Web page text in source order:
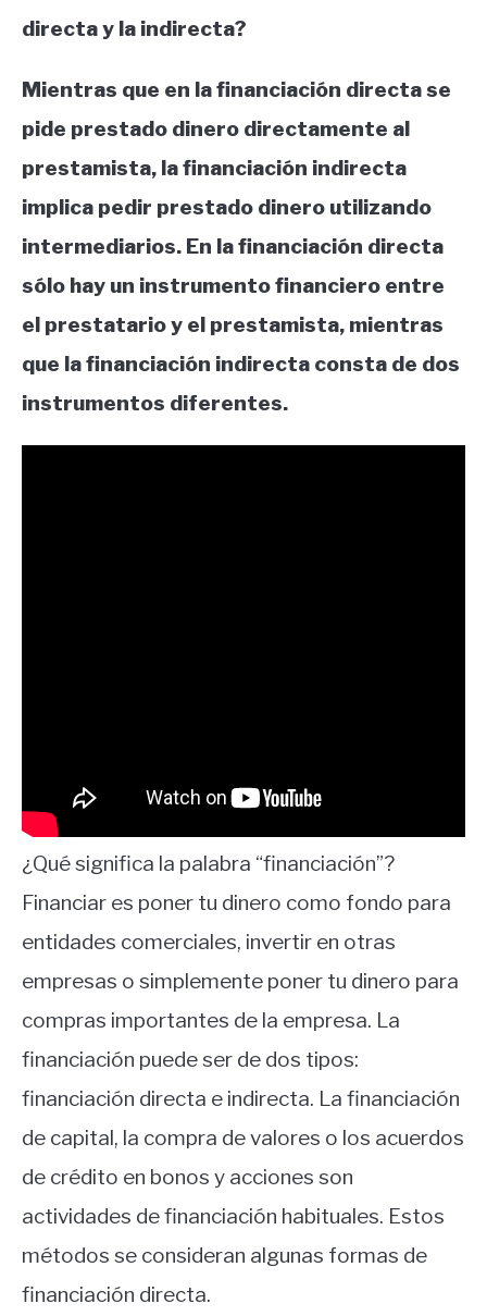
directa y la indirecta?
Mientras que en la financiación directa se
pide prestado dinero directamente al
prestamista, la financiación indirecta
implica pedir prestado dinero utilizando
intermediarios. En la financiación directa
sólo hay un instrumento financiero entre
el prestatario y el prestamista, mientras
que la financiación indirecta consta de dos
instrumentos diferentes.
¿Qué significa la palabra “financiación”?
Financiar es poner tu dinero como fondo para
entidades comerciales, invertir en otras
empresas o simplemente poner tu dinero para
compras importantes de la empresa. La
financiación puede ser de dos tipos:
financiación directa e indirecta. La financiación
de capital, la compra de valores o los acuerdos
de crédito en bonos y acciones son
actividades de financiación habituales. Estos
métodos se consideran algunas formas de
financiación directa.